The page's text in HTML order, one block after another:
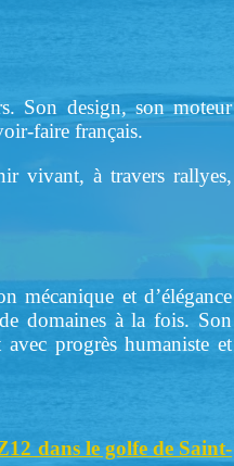
Son design, son moteur
faire français.
vivant, à travers rallyes,
mécanique et d’élégance
domaines à la fois. Son
progrès humaniste et
dans le golfe de Saint-